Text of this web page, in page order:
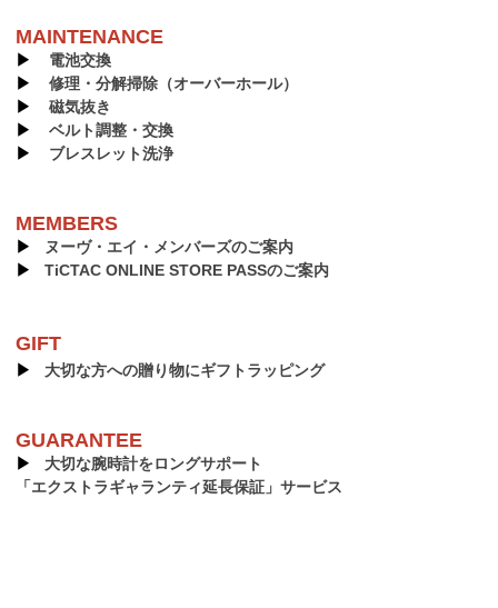
MAINTENANCE
▶︎ 電池交換
▶︎ 修理・分解掃除（オーバーホール）
▶︎ 磁気抜き
▶︎ ベルト調整・交換
▶︎ ブレスレット洗浄
MEMBERS
▶︎
ヌーヴ・エイ・メンバーズのご案内
▶︎ TiCTAC ONLINE STORE PASSのご案内
GIFT
▶︎ 大切な方への贈り物にギフトラッピング
GUARANTEE
▶︎ 大切な腕時計をロングサポート
「エクストラギャランティ延長保証」サービス